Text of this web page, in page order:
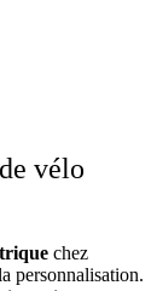
vélo
chez
personnalisation.